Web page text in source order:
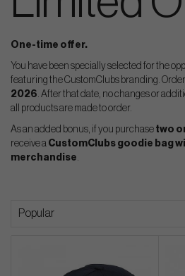
One-time offer.
You have been specially selected for the
featuring the CustomClubs branding.
2026. After that date, no changes or
all products are made to order.
As an added bonus, if you purchase two
receive a CustomClubs goodie bag
merchandise.
Popular